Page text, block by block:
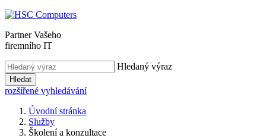
Partner Vašeho
firemního IT
Hledaný výraz
Hledat
rozšířené vyhledávání
Úvodní stránka
Služby
Školení a konzultace